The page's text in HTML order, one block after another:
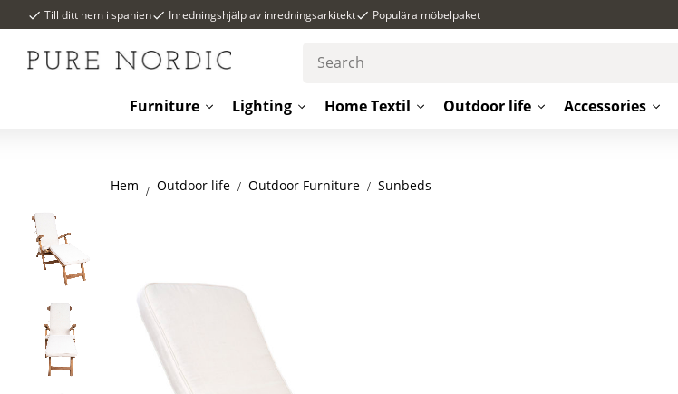
Till ditt hem i spanien Inredningshjälp av inredningsarkitekt Populära möbelpaket
Furniture Lighting Home Textil Outdoor life Accessories
Hem Outdoor life Outdoor Furniture Sunbeds